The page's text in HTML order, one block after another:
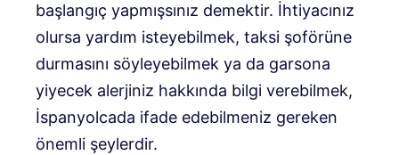
başlangıç ​​yapmışsınız demektir. İhtiyacınız
olursa yardım isteyebilmek, taksi şoförüne
durmasını söyleyebilmek ya da garsona
yiyecek alerjiniz hakkında bilgi verebilmek,
İspanyolcada ifade edebilmeniz gereken
önemli şeylerdir.